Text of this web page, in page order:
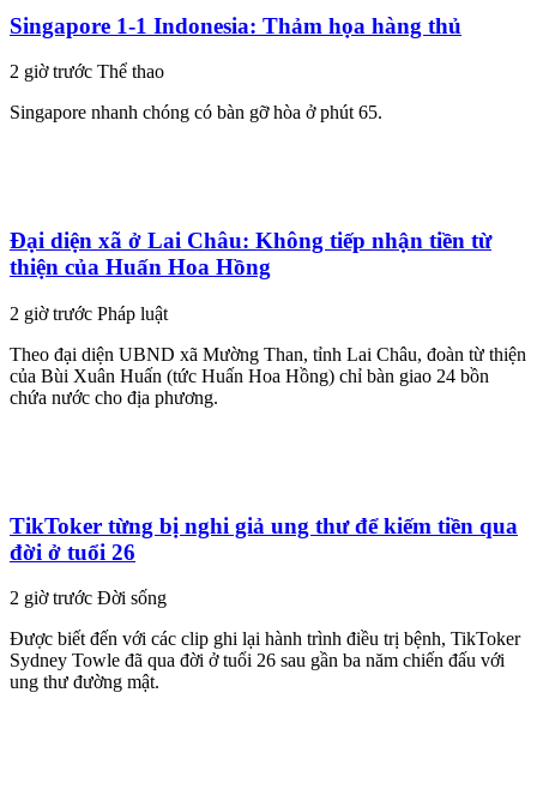
Singapore 1-1 Indonesia: Thảm họa hàng thủ
2 giờ trước Thể thao
Singapore nhanh chóng có bàn gỡ hòa ở phút 65.
Đại diện xã ở Lai Châu: Không tiếp nhận tiền từ
thiện của Huấn Hoa Hồng
2 giờ trước Pháp luật
Theo đại diện UBND xã Mường Than, tỉnh Lai Châu, đoàn từ thiện
của Bùi Xuân Huấn (tức Huấn Hoa Hồng) chỉ bàn giao 24 bồn
chứa nước cho địa phương.
TikToker từng bị nghi giả ung thư để kiếm tiền qua
đời ở tuổi 26
2 giờ trước Đời sống
Được biết đến với các clip ghi lại hành trình điều trị bệnh, TikToker
Sydney Towle đã qua đời ở tuổi 26 sau gần ba năm chiến đấu với
ung thư đường mật.